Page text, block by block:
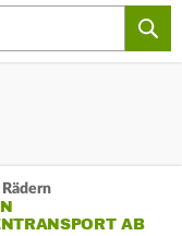
AB